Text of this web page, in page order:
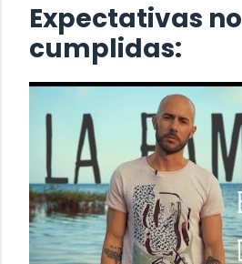
Expectativas no
cumplidas: